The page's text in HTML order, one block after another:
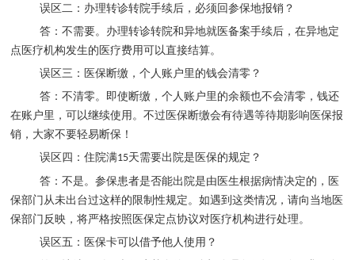
误区二：办理转诊转院手续后，必须回参保地报销？
答：不需要。办理转诊转院和异地就医备案手续后，在异地定
点医疗机构发生的医疗费用可以直接结算。
误区三：医保断缴，个人账户里的钱会清零？
答：不清零。即使断缴，个人账户里的余额也不会清零，钱还
在账户里，可以继续使用。不过医保断缴会有待遇等待期影响医保报
销，大家不要轻易断保！
误区四：住院满15天需要出院是医保的规定？
答：不是。参保患者是否能出院是由医生根据病情决定的，医
保部门从未出台过这样的限制性规定。如遇到这类情况，请向当地医
保部门反映，将严格按照医保定点协议对医疗机构进行处理。
误区五：医保卡可以借予他人使用？